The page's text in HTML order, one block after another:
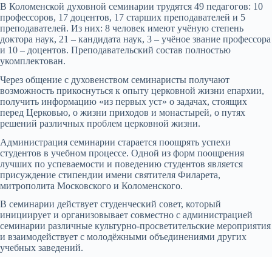
В Коломенской духовной семинарии трудятся 49 педагогов: 10
профессоров, 17 доцентов, 17 старших преподавателей и 5
преподавателей. Из них: 8 человек имеют учёную степень
доктора наук, 21 – кандидата наук, 3 – учёное звание профессора
и 10 – доцентов. Преподавательский состав полностью
укомплектован.
Через общение с духовенством семинаристы получают
возможность прикоснуться к опыту церковной жизни епархии,
получить информацию «из первых уст» о задачах, стоящих
перед Церковью, о жизни приходов и монастырей, о путях
решений различных проблем церковной жизни.
Администрация семинарии старается поощрять успехи
студентов в учебном процессе. Одной из форм поощрения
лучших по успеваемости и поведению студентов является
присуждение стипендии имени святителя Филарета,
митрополита Московского и Коломенского.
В семинарии действует студенческий совет, который
инициирует и организовывает совместно с администрацией
семинарии различные культурно-просветительские мероприятия
и взаимодействует с молодёжными объединениями других
учебных заведений.